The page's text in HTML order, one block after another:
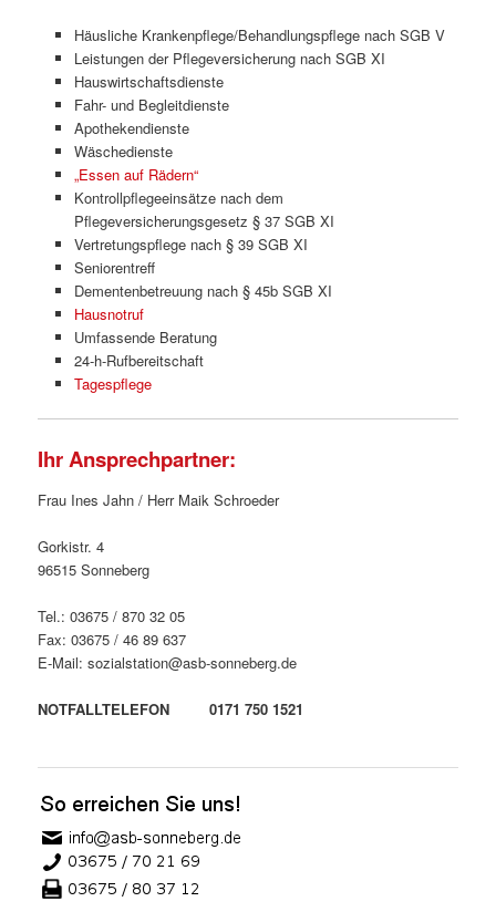
Häusliche Krankenpflege/Behandlungspflege nach SGB V
Leistungen der Pflegeversicherung nach SGB XI
Hauswirtschaftsdienste
Fahr- und Begleitdienste
Apothekendienste
Wäschedienste
„Essen auf Rädern“
Kontrollpflegeeinsätze nach dem
Pflegeversicherungsgesetz § 37 SGB XI
Vertretungspflege nach § 39 SGB XI
Seniorentreff
Dementenbetreuung nach § 45b SGB XI
Hausnotruf
Umfassende Beratung
24-h-Rufbereitschaft
Tagespflege
Ihr Ansprechpartner:
Frau Ines Jahn / Herr Maik Schroeder
Gorkistr. 4
96515 Sonneberg
Tel.: 03675 / 870 32 05
Fax: 03675 / 46 89 637
E-Mail: sozialstation@asb-sonneberg.de
NOTFALLTELEFON 0171 750 1521